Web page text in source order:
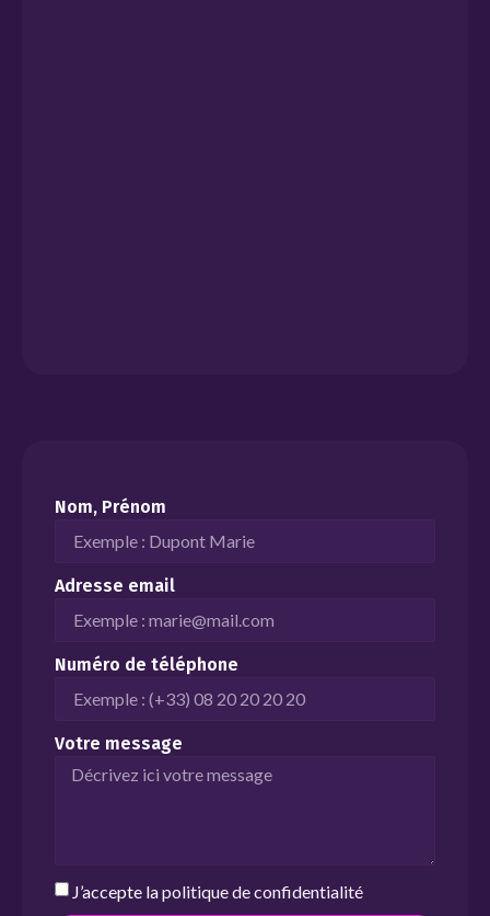
Nom, Prénom
Adresse email
Numéro de téléphone
Votre message
J’accepte lapolitique de confidentialité